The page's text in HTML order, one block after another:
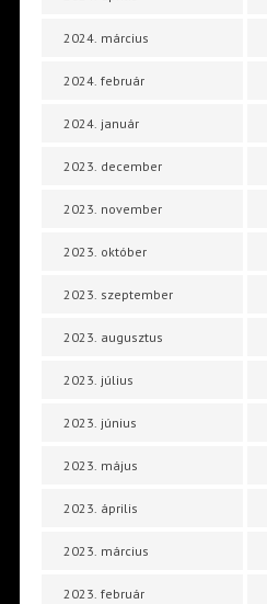
2024. március
2024. február
2024. január
2023. december
2023. november
2023. október
2023. szeptember
2023. augusztus
2023. július
2023. június
2023. május
2023. április
2023. március
2023. február